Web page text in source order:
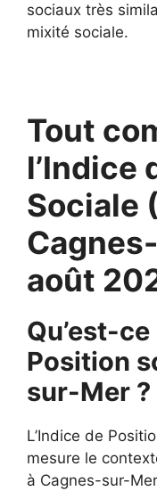
sociaux très
mixité sociale.
Tout
l’Indice
Sociale
août
Qu’est-
Position
sur-Mer ?
L’Indice de
mesure le
à Cagnes-sur-